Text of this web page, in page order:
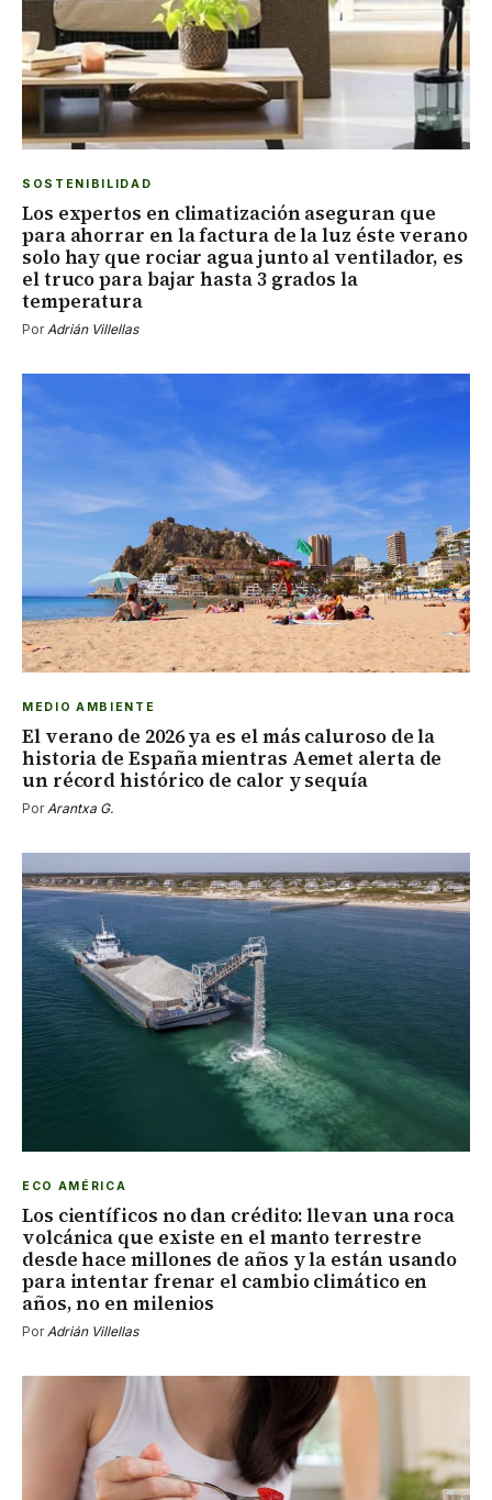
SOSTENIBILIDAD
Los expertos en climatización aseguran que
para ahorrar en la factura de la luz éste verano
solo hay que rociar agua junto al ventilador, es
el truco para bajar hasta 3 grados la
temperatura
Por Adrián Villellas
MEDIO AMBIENTE
El verano de 2026 ya es el más caluroso de la
historia de España mientras Aemet alerta de
un récord histórico de calor y sequía
Por Arantxa G.
ECO AMÉRICA
Los científicos no dan crédito: llevan una roca
volcánica que existe en el manto terrestre
desde hace millones de años y la están usando
para intentar frenar el cambio climático en
años, no en milenios
Por Adrián Villellas